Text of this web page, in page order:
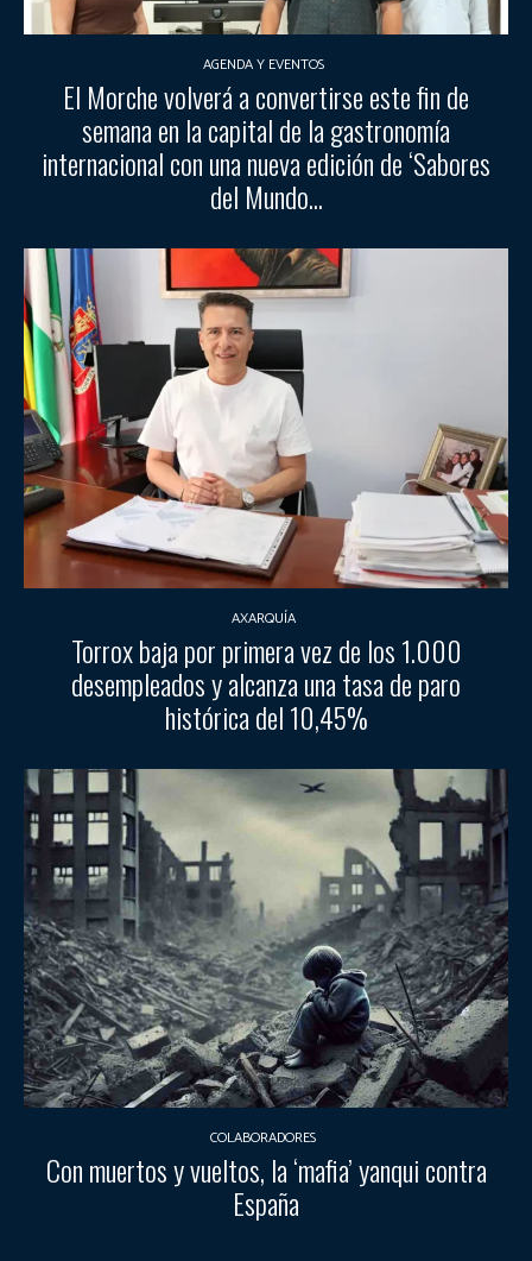
AGENDA Y EVENTOS
El Morche volverá a convertirse este fin de
semana en la capital de la gastronomía
internacional con una nueva edición de ‘Sabores
del Mundo...
AXARQUÍA
Torrox baja por primera vez de los 1.000
desempleados y alcanza una tasa de paro
histórica del 10,45%
COLABORADORES
Con muertos y vueltos, la ‘mafia’ yanqui contra
España